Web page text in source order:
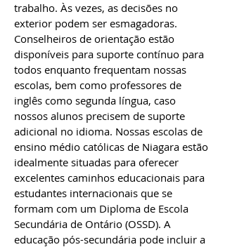
trabalho. Às vezes, as decisões no
exterior podem ser esmagadoras.
Conselheiros de orientação estão
disponíveis para suporte contínuo para
todos enquanto frequentam nossas
escolas, bem como professores de
inglês como segunda língua, caso
nossos alunos precisem de suporte
adicional no idioma. Nossas escolas de
ensino médio católicas de Niagara estão
idealmente situadas para oferecer
excelentes caminhos educacionais para
estudantes internacionais que se
formam com um Diploma de Escola
Secundária de Ontário (OSSD). A
educação pós-secundária pode incluir a